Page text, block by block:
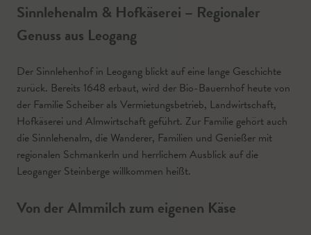
Sinnlehenalm & Hofkäserei – Regionaler
Genuss aus Leogang
Der Sinnlehenhof in Leogang blickt auf eine lange Geschichte
zurück. Bereits 1648 erbaut, wird der Bio-Bauernhof heute von
der Familie Scheiber als Vermietungsbetrieb, Landwirtschaft,
Hofkäserei und Almwirtschaft geführt. Zur Familie gehört auch
die Sinnlehenalm, die Wanderer, Familien und Genießer mit
regionalen Schmankerln und herrlichem Ausblick auf die
Leoganger Steinberge willkommen heißt.
Von der Almmilch zum eigenen Käse